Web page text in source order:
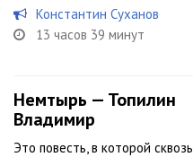
Константин Суханов
13 часов 39 минут
Немтырь — Топилин
Владимир
Это повесть, в которой сквозь